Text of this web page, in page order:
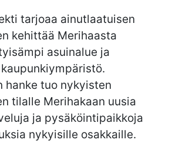
tarjoaa ainutlaatuisen
kehittää Merihaasta
asuinalue ja
hanke tuo nykyisten
tilalle Merihakaan uusia
ja pysäköintipaikkoja
nykyisille osakkaille.